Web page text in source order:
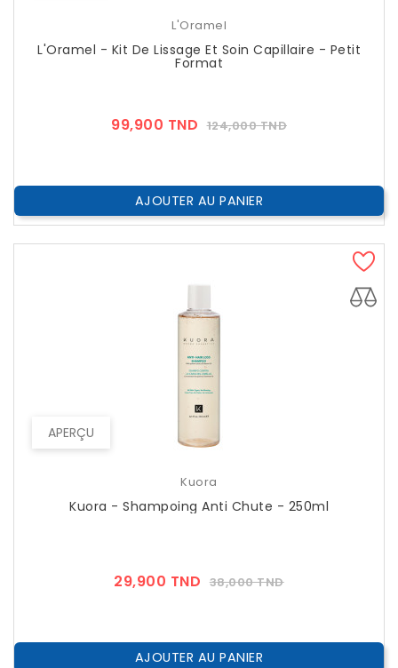
L'Oramel
L'Oramel - Kit De Lissage Et Soin Capillaire - Petit
Format
99,900 TND Prix
124,000 TNDPrix
AJOUTER AU PANIER
APERÇU
Kuora
Kuora - Shampoing Anti Chute - 250ml
29,900 TND Prix
38,000 TNDPrix
AJOUTER AU PANIER